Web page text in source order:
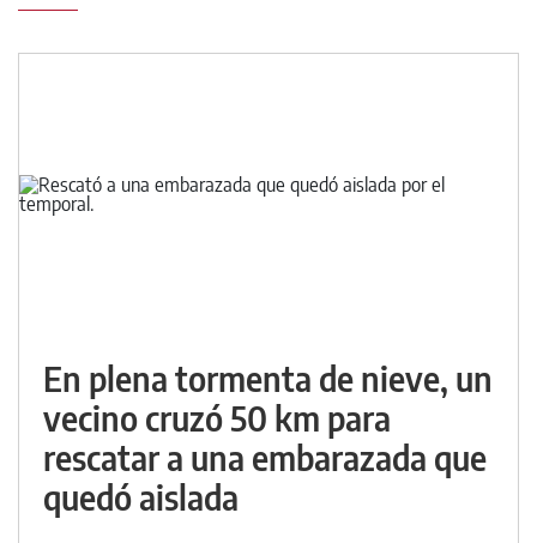
En plena tormenta de nieve, un
vecino cruzó 50 km para
rescatar a una embarazada que
quedó aislada